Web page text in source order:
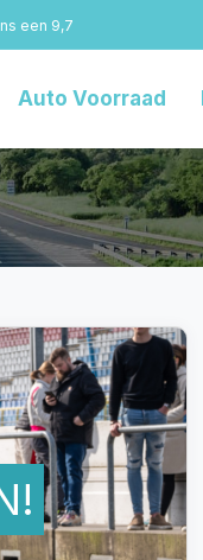
een 9,7
Auto Voorraad